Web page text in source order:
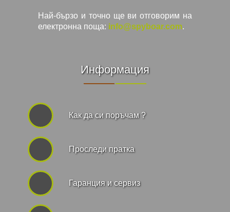
Най-бързо и точно ще ви отговорим на
електронна поща: info@spyboar.com.
Информация
Как да си поръчам ?
Проследи пратка
Гаранция и сервиз